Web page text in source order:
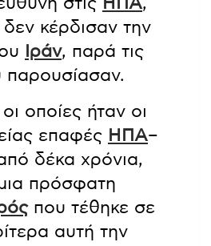
δεν κέρδισαν την
Ιράν, παρά τις
παρουσίασαν.
οποίες ήταν οι
επαφές ΗΠΑ–
δέκα χρόνια,
πρόσφατη
που τέθηκε σε
αυτή την